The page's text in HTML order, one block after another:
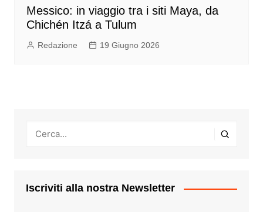
Messico: in viaggio tra i siti Maya, da
Chichén Itzá a Tulum
Redazione 19 Giugno 2026
Iscriviti alla nostra Newsletter